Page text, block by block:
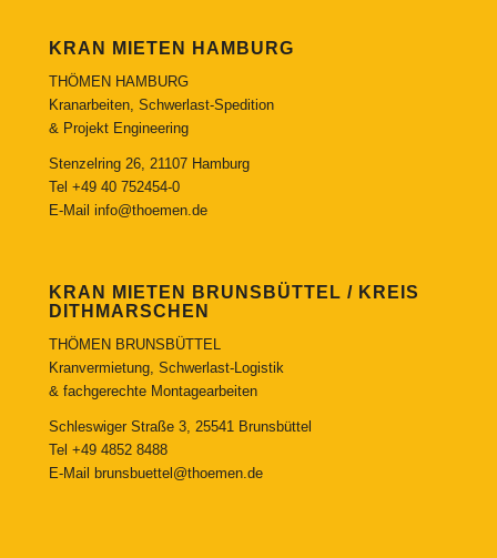
KRAN MIETEN HAMBURG
THÖMEN HAMBURG
Kranarbeiten, Schwerlast-Spedition
& Projekt Engineering
Stenzelring 26, 21107 Hamburg
Tel +49 40 752454-0
E-Mail info@thoemen.de
KRAN MIETEN BRUNSBÜTTEL / KREIS
DITHMARSCHEN
THÖMEN BRUNSBÜTTEL
Kranvermietung, Schwerlast-Logistik
& fachgerechte Montagearbeiten
Schleswiger Straße 3, 25541 Brunsbüttel
Tel +49 4852 8488
E-Mail
brunsbuettel@thoemen.de